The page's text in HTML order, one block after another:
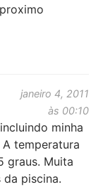
janeiro 4, 2011
às 00:10
minha
temperatura
graus. Muita
piscina.